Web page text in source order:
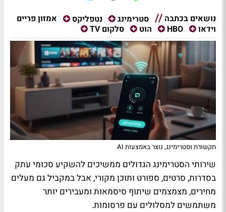
נושאים בכתבה סטרימינג נטפליקס
אמזון פריים
וידאו
HBO הוט סלקום TV
תקשורת וסטרימינג, נוצר באמצעות AI
שירותי הסטרימינג הגדולים ממשיכים להשקיע סכומי עתק
בסדרות, סרטים, ספורט ותוכן מקורי, אבל במקביל גם מעלים
מחירים, מצמצמים שיתוף סיסמאות ומעבירים יותר
משתמשים למסלולים עם פרסומות.